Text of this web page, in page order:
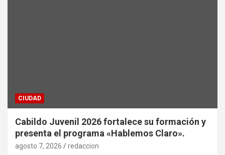
CIUDAD
Cabildo Juvenil 2026 fortalece su formación y
presenta el programa «Hablemos Claro».
agosto 7, 2026 redaccion